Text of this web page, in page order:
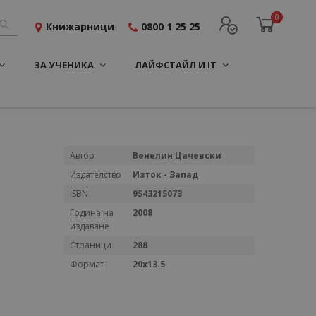
0
Книжарници 0800 1 25 25
ЗА УЧЕНИКА ЛАЙФСТАЙЛ И IT
Повече
Автор
Венелин Цачевски
Издателство
Изток - Запад
ISBN
9543215073
Година на
издаване
2008
Страници
288
Формат
20x13.5